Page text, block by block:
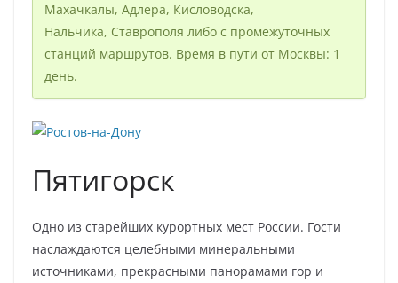
Махачкалы, Адлера, Кисловодска,
Нальчика, Ставрополя либо с промежуточных
станций маршрутов. Время в пути от Москвы: 1
день.
Пятигорск
Одно из старейших курортных мест России. Гости
наслаждаются целебными минеральными
источниками, прекрасными панорамами гор и